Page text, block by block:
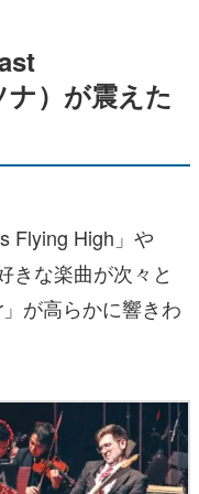
）が震えた
Flying High」や
きな楽曲が次々と
が高らかに響きわ